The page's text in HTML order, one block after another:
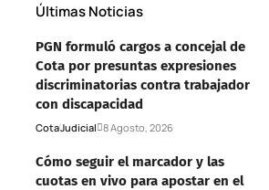
Últimas Noticias
PGN formuló cargos a concejal de
Cota por presuntas expresiones
discriminatorias contra trabajador
con discapacidad
CotaJudicial 8 Agosto, 2026
Cómo seguir el marcador y las
cuotas en vivo para apostar en el